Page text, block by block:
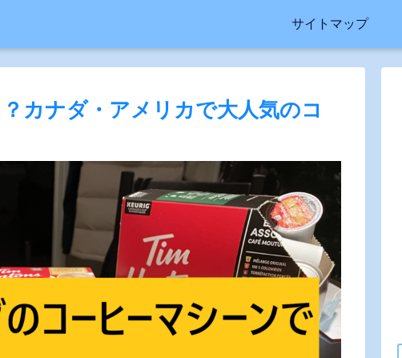
サイトマップ
カナダ・アメリカで大人気のコ